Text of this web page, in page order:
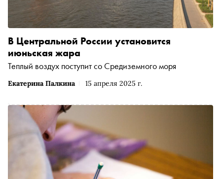
Екатерина Палкина 15 апреля 2025 г.
В Центральной России установится
июньская жара
Теплый воздух поступит со Средиземного моря